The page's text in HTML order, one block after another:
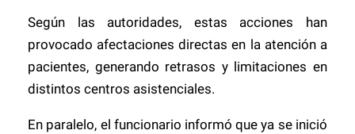
Según las autoridades, estas acciones han
provocado afectaciones directas en la atención a
pacientes, generando retrasos y limitaciones en
distintos centros asistenciales.
En paralelo, el funcionario informó que ya se inició